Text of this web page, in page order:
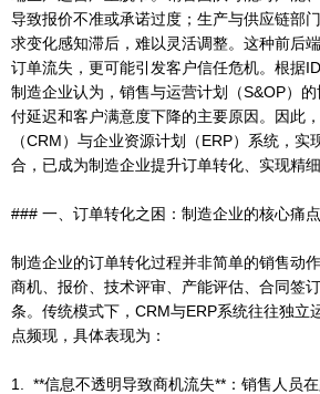
导致报价不准或承诺过度；生产与供应链部
求变化感知滞后，难以灵活调整。这种前后
订单流失，更可能引发客户信任危机。根据
制造企业认为，销售与运营计划（S&OP）
付延迟和客户满意度下降的主要原因。因此
（CRM）与企业资源计划（ERP）系统，实
合，已成为制造企业提升订单转化、实现精
### 一、订单转化之困：制造企业的核心痛
制造企业的订单转化过程并非简单的销售动
商机、报价、技术评审、产能评估、合同签
条。传统模式下，CRM与ERP系统往往独立
点频现，具体表现为：
1. **信息不透明导致商机流失**：销售人员